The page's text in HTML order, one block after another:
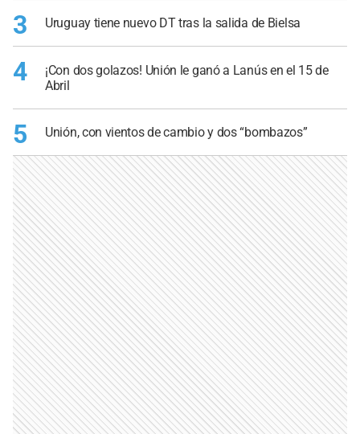
3 Uruguay tiene nuevo DT tras la salida de Bielsa
4
¡Con dos golazos! Unión le ganó a Lanús en el 15 de
Abril
5 Unión, con vientos de cambio y dos “bombazos”